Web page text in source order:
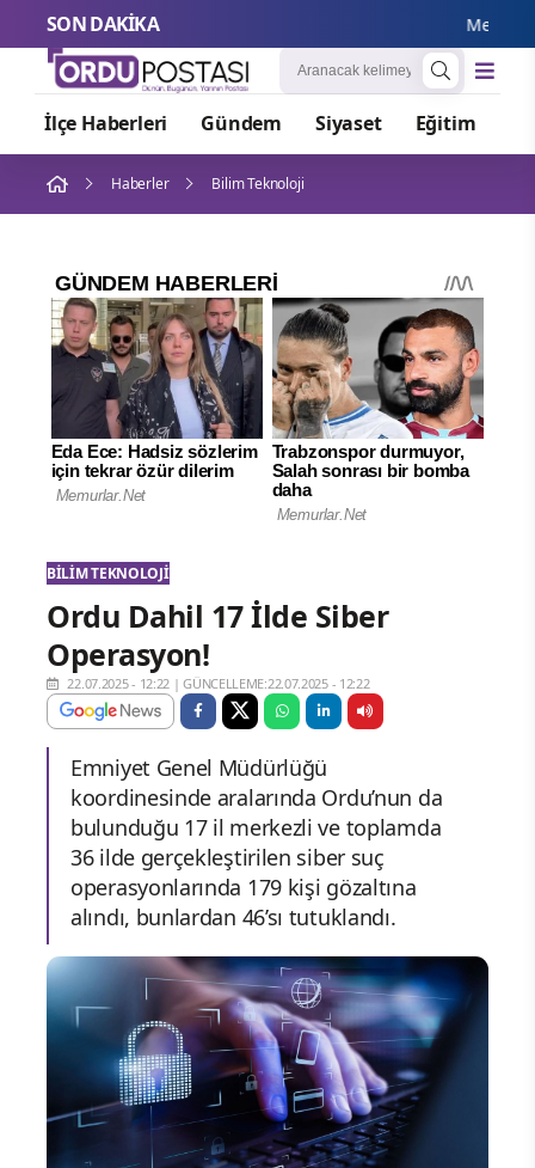
SON DAKİKA Mekke
İlçe Haberleri Gündem Siyaset Eğitim
Haberler Bilim Teknoloji
BILIM TEKNOLOJI
Ordu Dahil 17 İlde Siber
Operasyon!
22.07.2025 - 12:22 |GÜNCELLEME:22.07.2025 - 12:22
Emniyet Genel Müdürlüğü
koordinesinde aralarında Ordu’nun da
bulunduğu 17 il merkezli ve toplamda
36 ilde gerçekleştirilen siber suç
operasyonlarında 179 kişi gözaltına
alındı, bunlardan 46’sı tutuklandı.